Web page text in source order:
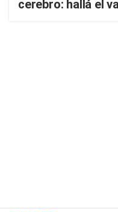
cerebro: hallá el